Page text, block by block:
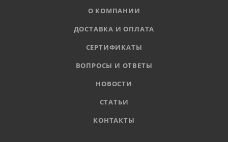
О КОМПАНИИ
ДОСТАВКА И ОПЛАТА
СЕРТИФИКАТЫ
ВОПРОСЫ И ОТВЕТЫ
НОВОСТИ
СТАТЬИ
КОНТАКТЫ